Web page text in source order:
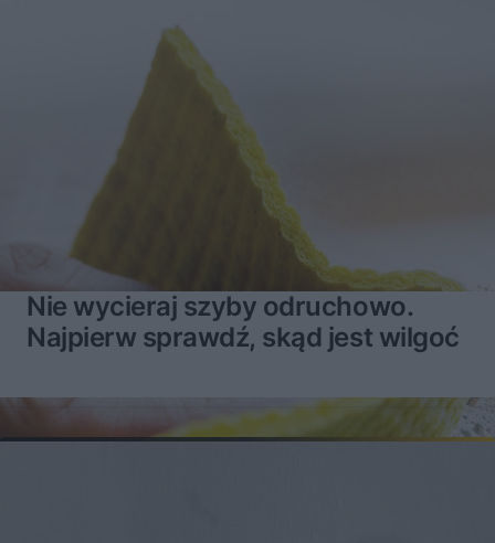
Nie wycieraj szyby odruchowo.
Najpierw sprawdź, skąd jest wilgoć